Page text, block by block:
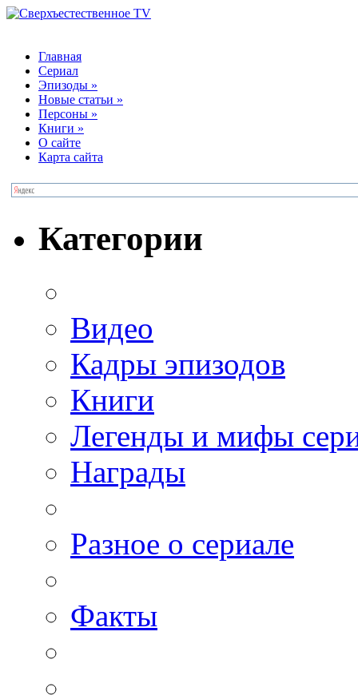
Главная
Сериал
Эпизоды »
Новые статьи »
Персоны »
Книги »
О сайте
Карта сайта
Категории
Видео
Кадры эпизодов
Книги
Легенды и мифы
Награды
Разное о сериале
Факты